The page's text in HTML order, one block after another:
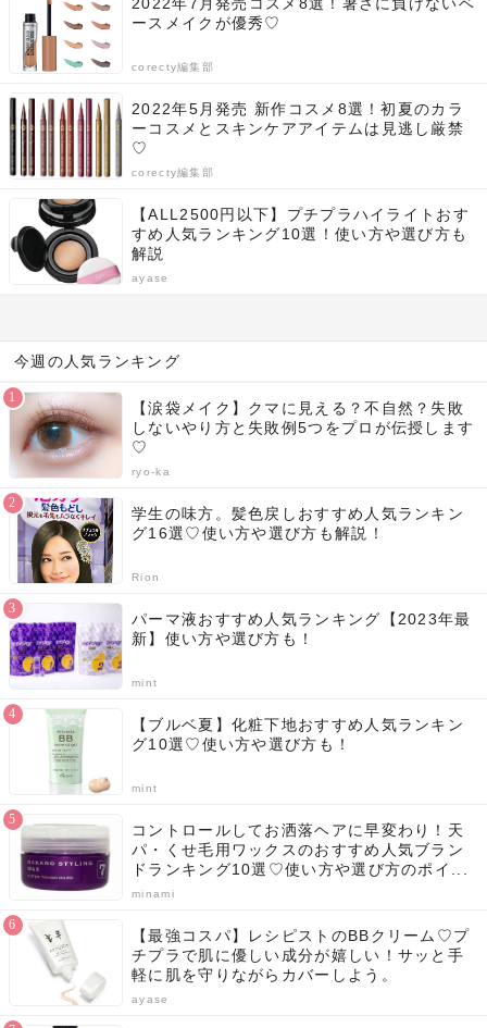
ースメイクが優秀♡
corecty編集部
2022年5月発売 新作コスメ8選！初夏のカラ
ーコスメとスキンケアアイテムは見逃し厳禁
♡
corecty編集部
【ALL2500円以下】プチプラハイライトおす
すめ人気ランキング10選！使い方や選び方も
解説
ayase
今週の人気ランキング
【涙袋メイク】クマに見える？不自然？失敗
しないやり方と失敗例5つをプロが伝授します
♡
ryo-ka
学生の味方。髪色戻しおすすめ人気ランキン
グ16選♡使い方や選び方も解説！
Rion
パーマ液おすすめ人気ランキング【2023年最
新】使い方や選び方も！
mint
【ブルベ夏】化粧下地おすすめ人気ランキン
グ10選♡使い方や選び方も！
mint
コントロールしてお洒落ヘアに早変わり！天
パ・くせ毛用ワックスのおすすめ人気ブラン
ドランキング10選♡使い方や選び方のポイ...
minami
【最強コスパ】レシピストのBBクリーム♡プ
チプラで肌に優しい成分が嬉しい！サッと手
軽に肌を守りながらカバーしよう。
ayase